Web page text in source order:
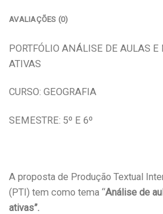
AVALIAÇÕES (0)
PORTFÓLIO ANÁLISE DE AULAS E
ATIVAS
CURSO: GEOGRAFIA
SEMESTRE: 5º E 6º
A proposta de Produção Textual
(PTI) tem como tema “Análise de
ativas”.